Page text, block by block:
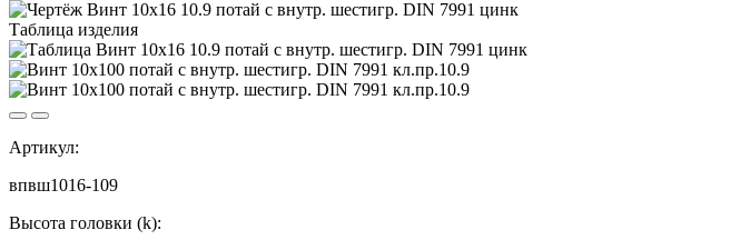
Таблица изделия
Артикул:
впвш1016-109
Высота головки (k):